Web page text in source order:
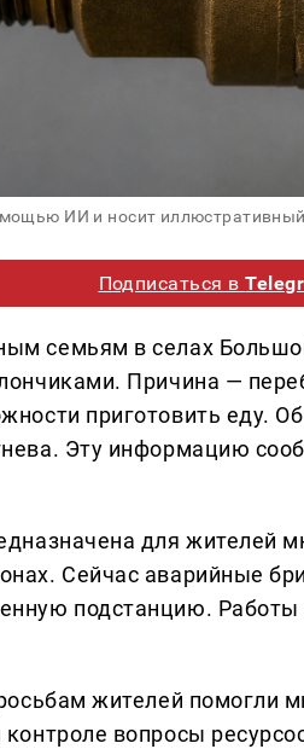
ИИ и носит
Подписаться в
семьям в селах
Причина —
приготовить еду.
Эту информацию
для жителей
Сейчас аварийные
подстанцию. Работы
жителей помогли
вопросы